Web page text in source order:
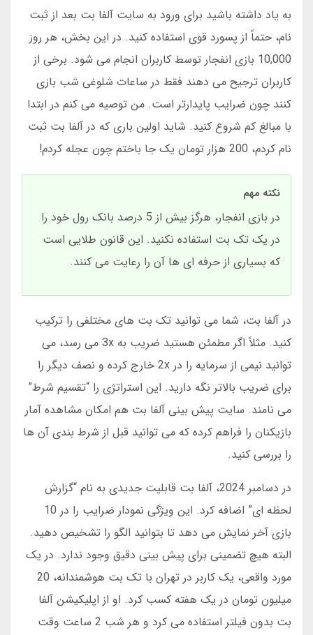
به یاد داشته باشید برای ورود به سایت آلفا بت بعد از ثبت
نام، حتماً از پسورد قوی استفاده کنید. در این بخش، هر روز
10,000 بازی انفجار توسط کاربران انجام می شود. برخی از
کاربران ترجیح می دهند فقط در ساعات شلوغی شب بازی
کنند چون ضرایب پایدارتر است. من توصیه می کنم در ابتدا
با مبالغ کم شروع کنید. شاید اولین باری که در آلفا بت ثبت
نام کردم، 200 هزار تومان یک جا باختم چون عجله کردم!
نکته مهم
در بازی انفجار، هرگز بیش از 5 درصد بانک رول خود را
در یک تک بت استفاده نکنید. این قانون طلایی است
که بسیاری از حرفه ای ها آن را رعایت می کنند.
در آلفا بت، شما می توانید تک بت های مختلفی را ترکیب
کنید. مثلاً اگر مطمئن هستید ضریب به 3x می رسد، می
توانید نیمی از سرمایه را در 2x خارج کرده و نصف دیگر را
برای ضریب بالاتر نگه دارید. این استراتژی را “تقسیم شرط”
می نامند. سایت پیش بینی آلفا بت هم امکان مشاهده آمار
بازیکنان را فراهم کرده که می توانید قبل از شرط بندی آن ها
را بررسی کنید.
در دسامبر 2024، آلفا بت قابلیت جدیدی به نام “گزارش
لحظه ای” اضافه کرد. این ویژگی نمودار ضرایب را در 10
بازی آخر نمایش می دهد تا بتوانید الگو را تشخیص دهید.
البته هیچ تضمینی برای پیش بینی دقیق وجود ندارد. در یک
مورد واقعی، یک کاربر در تهران با تک بت هوشمندانه، 20
میلیون تومان در یک هفته کسب کرد. او از اپلیکیشن آلفا
بت بدون فیلتر استفاده می کرد و هر شب 2 ساعت وقت